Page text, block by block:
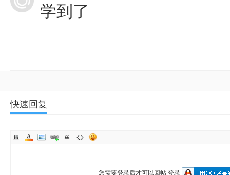
学到了
快速回复
您需要登录后才可以回帖 登录